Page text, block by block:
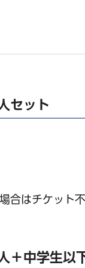
セット
合はチケット
＋中学生以